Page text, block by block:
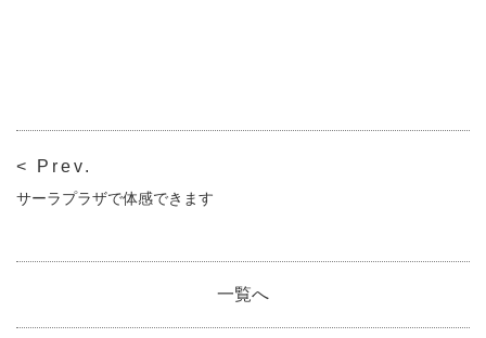
< Prev.
サーラプラザで体感できます
一覧へ